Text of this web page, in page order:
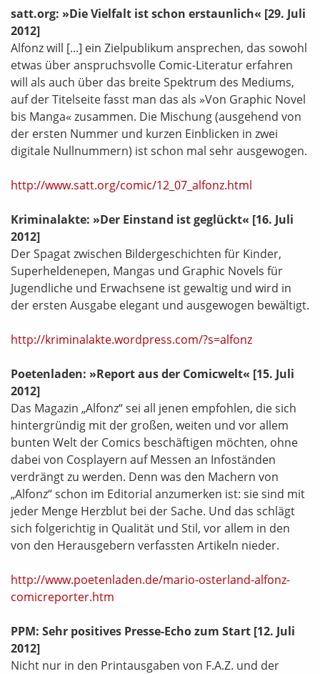
satt.org: »Die Vielfalt ist schon erstaunlich« [29. Juli
2012]
Alfonz will [...] ein Zielpublikum ansprechen, das sowohl
etwas über anspruchsvolle Comic-Literatur erfahren
will als auch über das breite Spektrum des Mediums,
auf der Titelseite fasst man das als »Von Graphic Novel
bis Manga« zusammen. Die Mischung (ausgehend von
der ersten Nummer und kurzen Einblicken in zwei
digitale Nullnummern) ist schon mal sehr ausgewogen.
http://www.satt.org/comic/12_07_alfonz.html
Kriminalakte: »Der Einstand ist geglückt« [16. Juli
2012]
Der Spagat zwischen Bildergeschichten für Kinder,
Superheldenepen, Mangas und Graphic Novels für
Jugendliche und Erwachsene ist gewaltig und wird in
der ersten Ausgabe elegant und ausgewogen bewältigt.
http://kriminalakte.wordpress.com/?s=alfonz
Poetenladen: »Report aus der Comicwelt« [15. Juli
2012]
Das Magazin „Alfonz“ sei all jenen empfohlen, die sich
hintergründig mit der großen, weiten und vor allem
bunten Welt der Comics beschäftigen möchten, ohne
dabei von Cosplayern auf Messen an Infoständen
verdrängt zu werden. Denn was den Machern von
„Alfonz“ schon im Editorial anzumerken ist: sie sind mit
jeder Menge Herzblut bei der Sache. Und das schlägt
sich folgerichtig in Qualität und Stil, vor allem in den
von den Herausgebern verfassten Artikeln nieder.
http://www.poetenladen.de/mario-osterland-alfonz-
comicreporter.htm
PPM: Sehr positives Presse-Echo zum Start [12. Juli
2012]
Nicht nur in den Printausgaben von F.A.Z. und der